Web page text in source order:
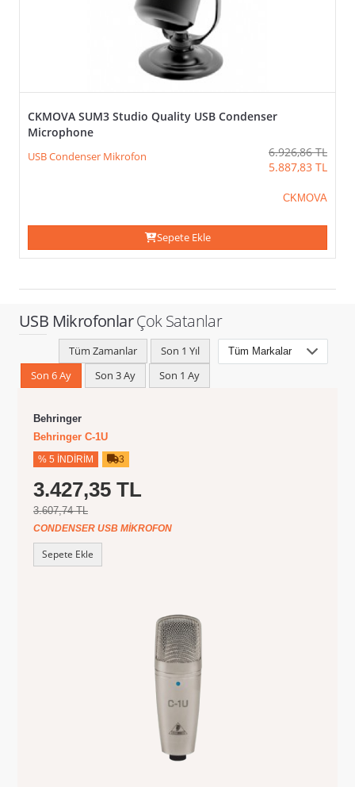
>
CKMOVA SUM3 Studio Quality USB Condenser
Microphone
USB Condenser Mikrofon 6.926,86 TL
5.887,83 TL
CKMOVA
Sepete Ekle
USB MikrofonlarÇok Satanlar
Tüm Zamanlar
Son 1 Yıl
Son 6 Ay
Son 3 Ay Son 1 Ay
Behringer
Behringer C-1U
% 5 İNDIRIM 3
3.427,35 TL
3.607,74 TL
CONDENSER USB MIKROFON
Sepete Ekle